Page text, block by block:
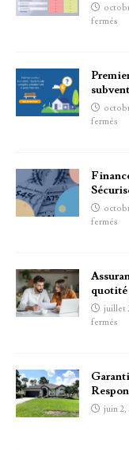
fermés
fermés
fermés
juillet
fermés
juin 2,